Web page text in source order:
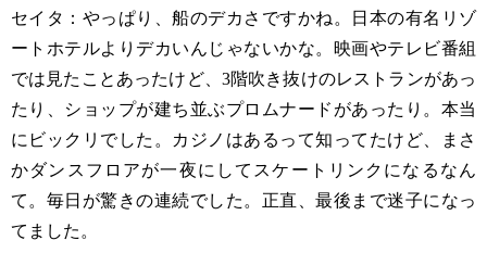
セイタ：やっぱり、船のデカさですかね。日本の有名リゾ
ートホテルよりデカいんじゃないかな。映画やテレビ番組
では見たことあったけど、3階吹き抜けのレストランがあっ
たり、ショップが建ち並ぶプロムナードがあったり。本当
にビックリでした。カジノはあるって知ってたけど、まさ
かダンスフロアが一夜にしてスケートリンクになるなん
て。毎日が驚きの連続でした。正直、最後まで迷子になっ
てました。